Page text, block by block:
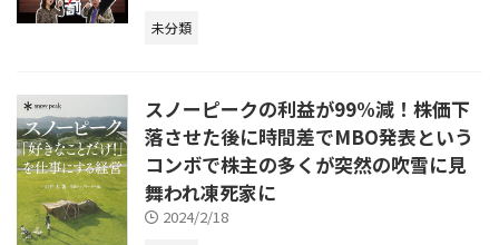
未分類
スノーピークの利益が99%減！株価下
落させた後に時間差でMBO発表という
コンボで株主の多くが突然の吹雪に見
舞われ凍死家に
2024/2/18